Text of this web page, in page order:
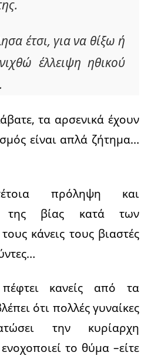
έτσι, για να θίξω ή
έλλειψη ηθικού
τα αρσενικά έχουν
είναι απλά ζήτημα…
πρόληψη και
της βίας κατά των
κάνεις τους βιαστές
κανείς από τα
ότι πολλές γυναίκες
την κυρίαρχη
το θύμα –είτε